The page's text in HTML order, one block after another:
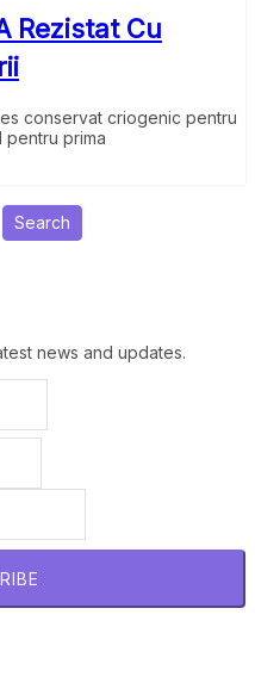
Rezistat Cu
conservat criogenic pentru
pentru prima
Search
news and updates.